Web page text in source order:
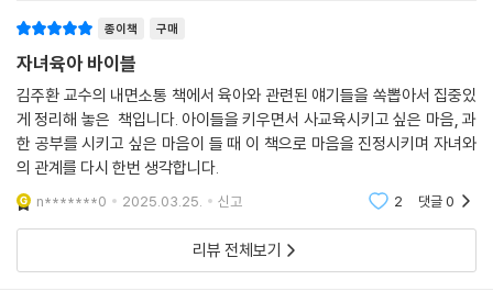
아이의 그릿을 키워주기는커녕 오히려 점점 더 약화시키고 있다. 이를 증
명이라도 하듯, 한국 아이들의 편도체 활성화 정도는 심각한 수준이다. 편
도체가 활성화된다는 건 부정적인 정서에 사로잡힌다는 뜻으로, 이는 쉼없
이 불안감에 시달리면서 작은 일에도 쉽게 화내고 짜증을 내는 증상으로
나타난다. 우리 주변에서 흔히 보는 청소년의 모습이다.
김주환 교수는 이를 바로잡으려면 특히 부모가 가진 잘못된 편견을 반드시
바꿔야 한다고 강조한다. 부모가 먼저 ‘공부는 하기 싫고 어려운 것, 참아가
며 해내야 하는 것’이라는 생각을 버려야 한다는 것이다. 이런 생각이 부모
로 하여금 아이에게 공부를 강요하고 무리하게 선행학습을 시키고 야단을
치거나 닦달하게 만든다. 그 결과 아이는 부모에게 인정받기 위해 ‘마지못
종이책 구매
자녀육아 바이블
김주환 교수의 내면소통 책에서 육아와 관련된 얘기들을 쏙뽑아서 집중있
게 정리해 놓은 책입니다. 아이들을 키우면서 사교육시키고 싶은 마음, 과
한 공부를 시키고 싶은 마음이 들 때 이 책으로 마음을 진정시키며 자녀와
의 관계를 다시 한번 생각합니다.
n*******0 2025.03.25. 신고 2 댓글0
리뷰 전체보기